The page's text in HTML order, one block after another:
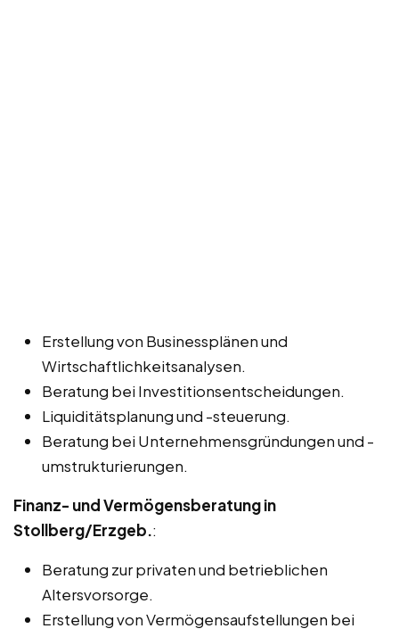
Erstellung von Businessplänen und
Wirtschaftlichkeitsanalysen.
Beratung bei Investitionsentscheidungen.
Liquiditätsplanung und -steuerung.
Beratung bei Unternehmensgründungen und -
umstrukturierungen.
Finanz- und Vermögensberatung in
Stollberg/Erzgeb.:
Beratung zur privaten und betrieblichen
Altersvorsorge.
Erstellung von Vermögensaufstellungen bei